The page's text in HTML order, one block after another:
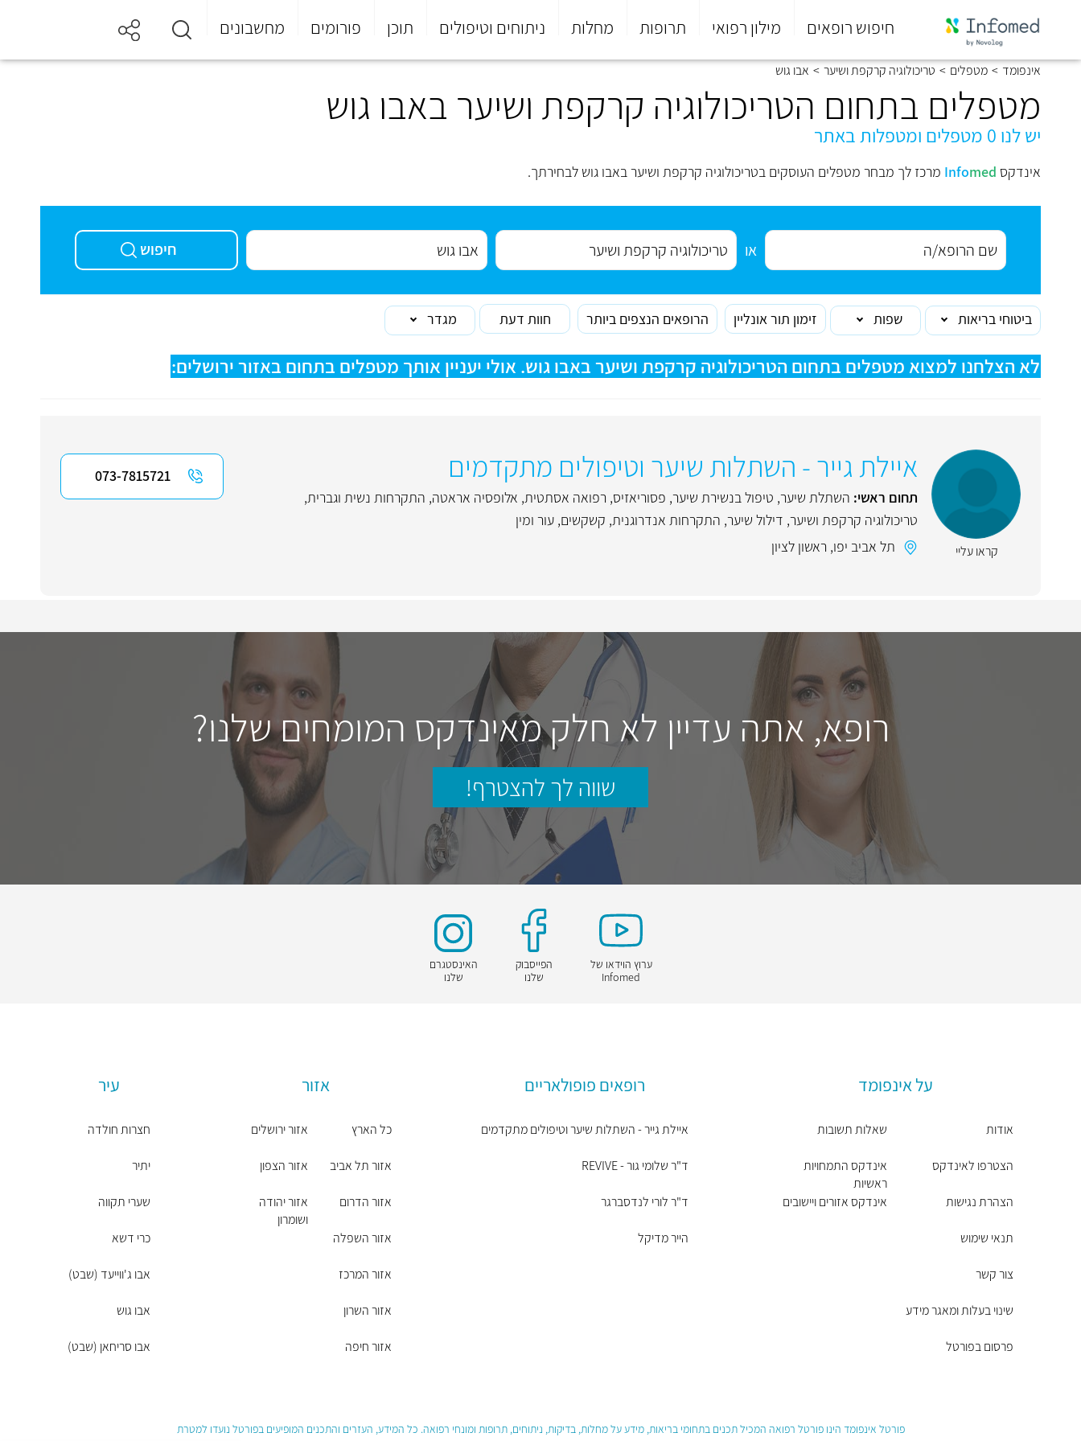
חיפוש רופאים מילון רפואי תרופות מחלות ניתוחים וטיפולים תוכן פורומים מחשבונים
סוף
התפריט
אינפומד > מטפלים > טריכולוגיה קרקפת ושיער > אבו גוש
מטפלים בתחום הטריכולוגיה קרקפת ושיער באבו גוש
יש לנו 0 מטפלים ומטפלות באתר
אינדקס Infomed מרכז לך מבחר מטפלים העוסקים בטריכולוגיה קרקפת ושיער באבו גוש לבחירתך.
או חיפוש
ביטוחי בריאות שפות זימון תור אונליין הרופאים הנצפים ביותר חוות דעת מגדר
לא הצלחנו למצוא מטפלים בתחום הטריכולוגיה קרקפת ושיער באבו גוש. אולי יעניין אותך מטפלים בתחום באזור ירושלים:
קראו עליי
איילת גייר - השתלות שיער וטיפולים מתקדמים
תחום ראשי: השתלת שיער, טיפול בנשירת שיער, פסוריאזיס, רפואה אסתטית, אלופסיה אראטה, התקרחות נשית וגברית,
טריכולוגיה קרקפת ושיער, דילול שיער, התקרחות אנדרוגנית, קשקשים, עור ומין
תל אביב יפו, ראשון לציון
073-7815721
רופא, אתה עדיין לא חלק מאינדקס המומחים שלנו?
שווה לך להצטרף!
ערוץ הוידאו של
Infomed
הפייסבוק
שלנו
האינסטגרם
שלנו
על אינפומד
אודות
הצטרפו לאינדקס
הצהרת נגישות
תנאי שימוש
צור קשר
שינוי בעלות ומאגר מידע
פרסום בפורטל
שאלות תשובות
אינדקס התמחויות
ראשיות
אינדקס אזורים ויישובים
רופאים פופולאריים
איילת גייר - השתלות שיער וטיפולים מתקדמים
ד"ר שלומי גור - REVIVE
ד"ר לורי לנדסברגר
הייר מדיקל
אזור
כל הארץ
אזור תל אביב
אזור הדרום
אזור השפלה
אזור המרכז
אזור השרון
אזור חיפה
אזור ירושלים
אזור הצפון
אזור יהודה
ושומרון
עיר
חצרות חולדה
יתיר
שערי תקווה
כרי דשא
אבו ג'ווייעד (שבט)
אבו גוש
אבו סריחאן (שבט)
פורטל אינפומד הינו פורטל רפואה המכיל תכנים בתחומי בריאות, מידע על מחלות, בדיקות, ניתוחים, תרופות ומונחי רפואה. כל המידע, העזרים והתכנים המופיעים בפורטל נועדו למטרת